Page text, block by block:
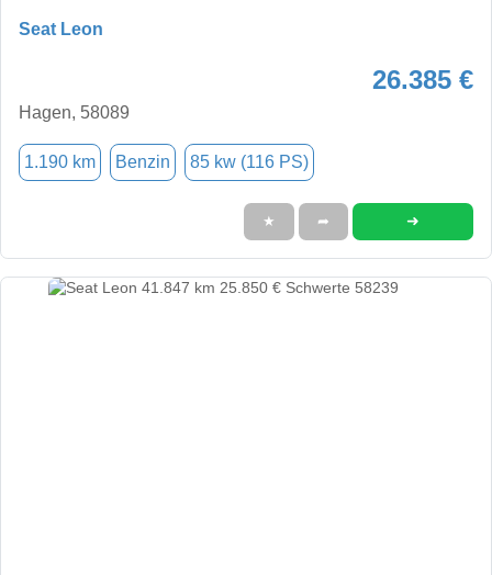
Seat Leon
26.385 €
Hagen, 58089
1.190 km Benzin 85 kw (116 PS)
★ ➦ ➜